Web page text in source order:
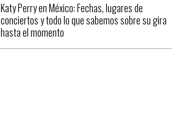
Katy Perry en México: Fechas, lugares de
conciertos y todo lo que sabemos sobre su gira
hasta el momento